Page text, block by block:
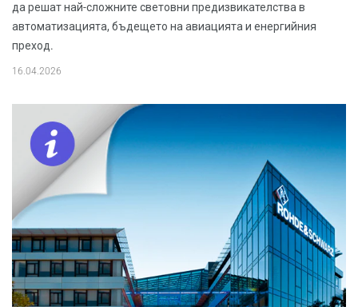
да решат най-сложните световни предизвикателства в
автоматизацията, бъдещето на авиацията и енергийния
преход.
16.04.2026